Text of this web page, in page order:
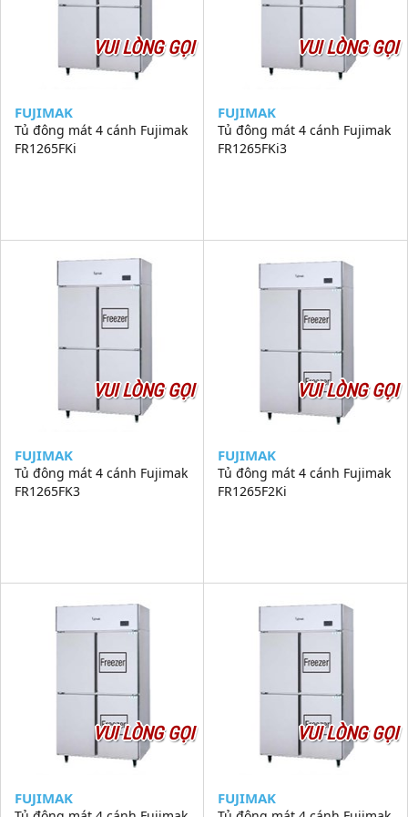
VUI LÒNG GỌI
FUJIMAK
Tủ đông mát 4 cánh Fujimak
FR1265FKi
VUI LÒNG GỌI
FUJIMAK
Tủ đông mát 4 cánh Fujimak
FR1265FKi3
VUI LÒNG GỌI
FUJIMAK
Tủ đông mát 4 cánh Fujimak
FR1265FK3
VUI LÒNG GỌI
FUJIMAK
Tủ đông mát 4 cánh Fujimak
FR1265F2Ki
VUI LÒNG GỌI
FUJIMAK
VUI LÒNG GỌI
FUJIMAK